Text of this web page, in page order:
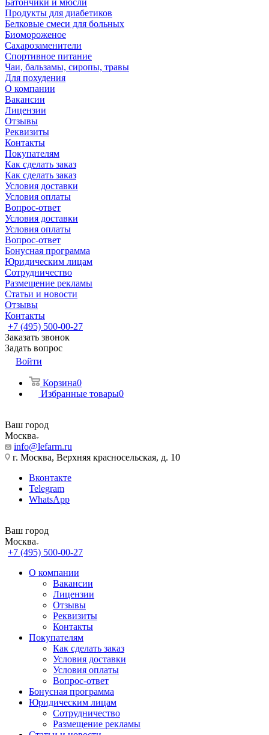
Батончики и мюсли
Продукты для диабетиков
Белковые смеси для больных
Биомороженое
Сахарозаменители
Спортивное питание
Чаи, бальзамы, сиропы, травы
Для похудения
О компании
Вакансии
Лицензии
Отзывы
Реквизиты
Контакты
Покупателям
Как сделать заказ
Как сделать заказ
Условия доставки
Условия оплаты
Вопрос-ответ
Условия доставки
Условия оплаты
Вопрос-ответ
Бонусная программа
Юридическим лицам
Сотрудничество
Размещение рекламы
Статьи и новости
Отзывы
Контакты
+7 (495) 500-00-27
Заказать звонок
Задать вопрос
Войти
Корзина0
Избранные товары0
Ваш город
Москва
info@lefarm.ru
г. Москва, Верхняя красносельская, д. 10
Вконтакте
Telegram
WhatsApp
Ваш город
Москва
+7 (495) 500-00-27
О компании
Вакансии
Лицензии
Отзывы
Реквизиты
Контакты
Покупателям
Как сделать заказ
Условия доставки
Условия оплаты
Вопрос-ответ
Бонусная программа
Юридическим лицам
Сотрудничество
Размещение рекламы